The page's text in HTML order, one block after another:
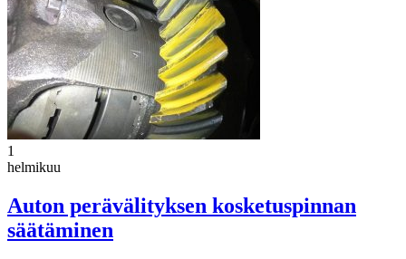
1
helmikuu
Auton perävälityksen kosketuspinnan
säätäminen